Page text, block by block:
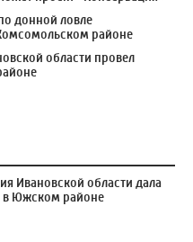
донной ловле
районе
области провел
Ивановской области дала
в Южском районе